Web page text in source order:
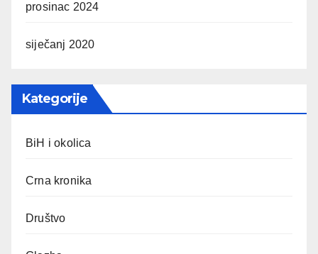
prosinac 2024
siječanj 2020
Kategorije
BiH i okolica
Crna kronika
Društvo